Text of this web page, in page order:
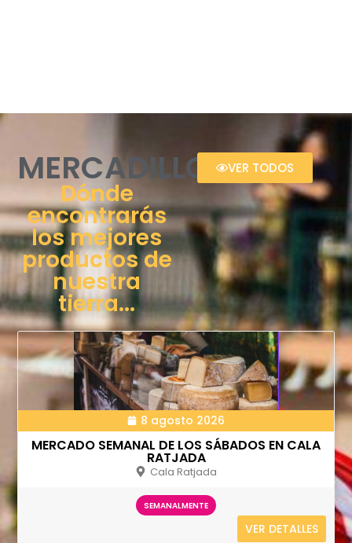
MERCADILLOS
Dónde
encontrarás
los mejores
productos de
nuestra
tierra...
VER TODOS
8 agosto 2026
MERCADO SEMANAL DE LOS SÁBADOS EN CALA
RATJADA
Cala Ratjada
VER DETALLES
SEMANALMENTE